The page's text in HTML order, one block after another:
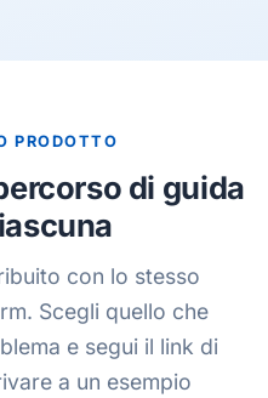
PRODOTTO
di guida
con lo stesso
Scegli quello che
e segui il link di
a un esempio